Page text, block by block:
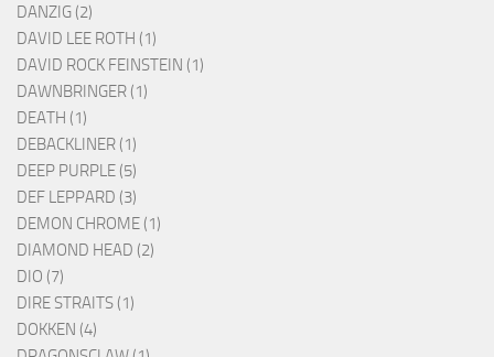
DANZIG (2)
DAVID LEE ROTH (1)
DAVID ROCK FEINSTEIN (1)
DAWNBRINGER (1)
DEATH (1)
DEBACKLINER (1)
DEEP PURPLE (5)
DEF LEPPARD (3)
DEMON CHROME (1)
DIAMOND HEAD (2)
DIO (7)
DIRE STRAITS (1)
DOKKEN (4)